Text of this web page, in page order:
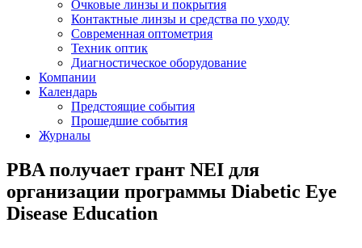
Очковые линзы и покрытия
Контактные линзы и средства по уходу
Современная оптометрия
Техник оптик
Диагностическое оборудование
Компании
Календарь
Предстоящие события
Прошедшие события
Журналы
PBA получает грант NEI для
организации программы Diabetic Eye
Disease Education